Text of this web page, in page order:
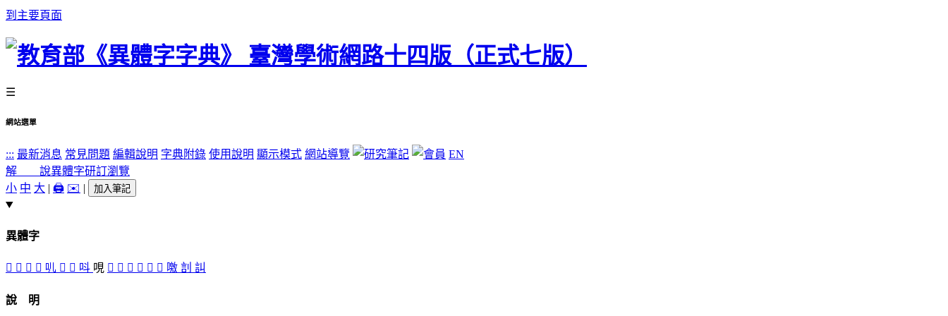
到主要頁面
☰
網站選單
::: 最新消息 常見問題 編輯說明 字典附錄 使用說明 顯示模式 網站導覽
EN
解 說異體字研訂瀏覽
小 中 大 | 🖨️ ✉️ | 加入筆記
異體字
𠮧 󰬝 𠮪 叫 䶷 󰬞 󰬟 呌 哯 󰬠 𠸵 𠶼 嘂 嘄 󺂅 噭 䚯 訆
說 明